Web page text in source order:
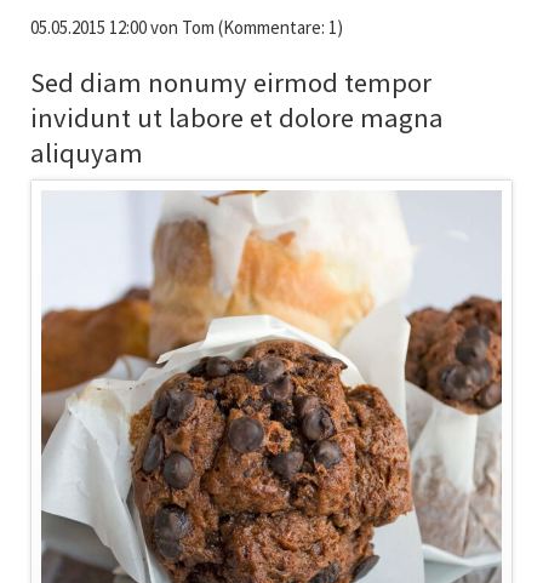
05.05.2015 12:00von Tom (Kommentare: 1)
Sed diam nonumy eirmod tempor
invidunt ut labore et dolore magna
aliquyam